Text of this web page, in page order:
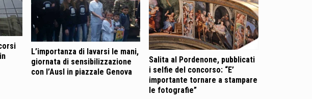
L’importanza di lavarsi le mani,
giornata di sensibilizzazione
con l’Ausl in piazzale Genova
Salita al Pordenone, pubblicati
i selfie del concorso: “E’
importante tornare a stampare
le fotografie”